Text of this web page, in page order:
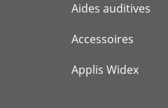
Aides auditives
Accessoires
Applis Widex